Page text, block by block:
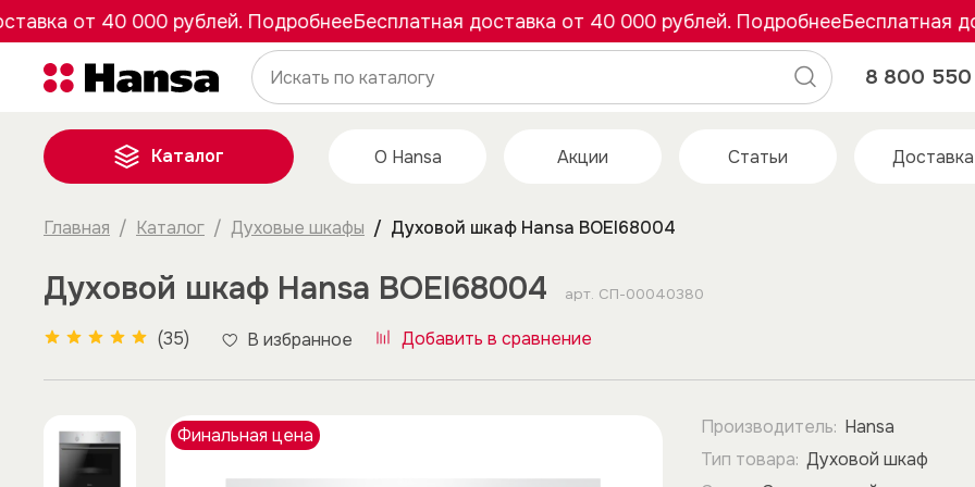
от 40 000 рублей. ПодробнееБесплатная доставка от 40 000 рублей. ПодробнееБесплатная
8 800 550
Каталог О Hansa Акции Статьи Доставка
Главная Каталог Духовые шкафы Духовой шкаф Hansa BOEI68004
Финальная цена
Духовой шкаф Hansa BOEI68004 арт. СП-00040380
(35) В избранное Добавить в сравнение
Производитель: Hansa
Тип товара: Духовой шкаф